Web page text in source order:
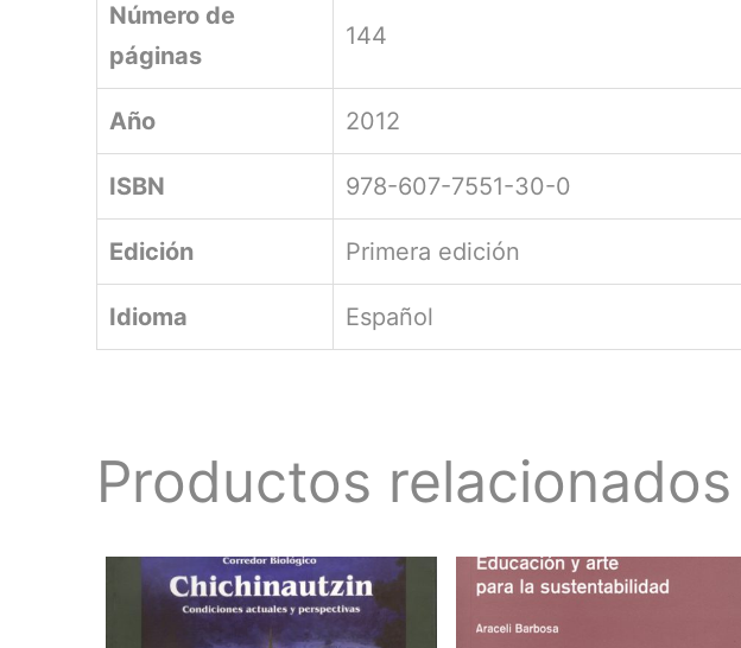
Número de
páginas
144
Año 2012
ISBN 978-607-7551-30-0
Edición Primera edición
Idioma Español
Productos relacionados